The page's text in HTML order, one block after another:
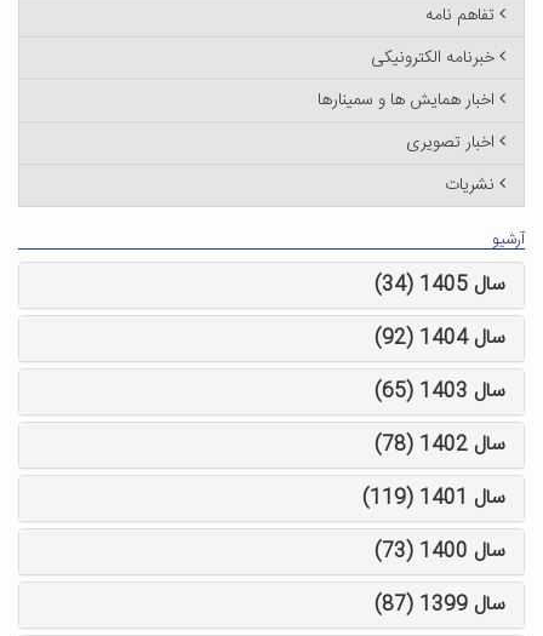
تفاهم نامه
خبرنامه الکترونیکی
اخبار همایش ها و سمینارها
اخبار تصویری
نشریات
آرشیو
سال 1405 (34)
سال 1404 (92)
سال 1403 (65)
سال 1402 (78)
سال 1401 (119)
سال 1400 (73)
سال 1399 (87)